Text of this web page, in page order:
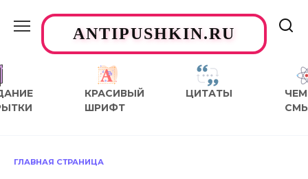
содержаниюANTIPUSHKIN.RU
КРАСИВЫЙ
ШРИФТ
ЦИТАТЫ
ЧЕМ
ГЛАВНАЯ СТРАНИЦА